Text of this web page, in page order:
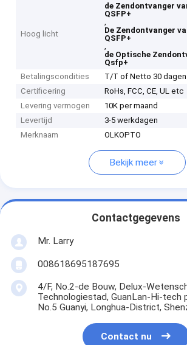
Hoog licht
de Zendontvanger
QSFP+
,
De Zendontvanger
QSFP+
,
de Optische
Qsfp+
Betalingscondities
T/T of Netto 30 dagen
Certificering
RoHs, FCC, CE, UL etc
Levering vermogen
10K per maand
Levertijd
3-5 werkdagen
Merknaam
OLKOPTO
Bekijk meer
Contactgegevens
Mr. Larry
008618695187695
4/F, No.2-de Bouw, Delux-
Technologiestad, GuanLan-Hi-tech
No.5 Guanyi, Longhua-District,
Contact nu